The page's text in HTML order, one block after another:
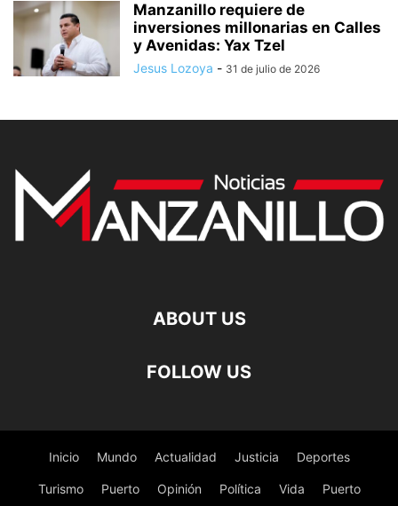
Manzanillo requiere de
inversiones millonarias en Calles
y Avenidas: Yax Tzel
Jesus Lozoya - 31 de julio de 2026
ABOUT US
FOLLOW US
Inicio Mundo Actualidad Justicia Deportes
Turismo Puerto Opinión Política Vida Puerto